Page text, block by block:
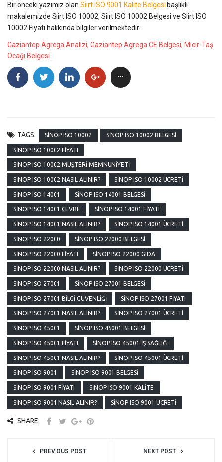
Bir önceki yazımız olan Siirt ISO 9001 Kalite Belgesi başlıklı
makalemizde Siirt ISO 10002, Siirt ISO 10002 Belgesi ve Siirt ISO
10002 Fiyatı hakkında bilgiler verilmektedir.
Gaziantep Agrega Analizi, Gaziantep Agrega CE Belgesi, Mıcır-Taş
Ocağı Belgesi
TAGS: SINOP ISO 10002 SINOP ISO 10002 BELGESI
SINOP ISO 10002 FIYATI
SINOP ISO 10002 MÜŞTERI MEMNUNIYETI
SINOP ISO 10002 NASIL ALINIR? SINOP ISO 10002 ÜCRETI
SINOP ISO 14001 SINOP ISO 14001 BELGESI
SINOP ISO 14001 ÇEVRE SINOP ISO 14001 FIYATI
SINOP ISO 14001 NASIL ALINIR? SINOP ISO 14001 ÜCRETI
SINOP ISO 22000 SINOP ISO 22000 BELGESI
SINOP ISO 22000 FIYATI SINOP ISO 22000 GIDA
SINOP ISO 22000 NASIL ALINIR? SINOP ISO 22000 ÜCRETI
SINOP ISO 27001 SINOP ISO 27001 BELGESI
SINOP ISO 27001 BILGI GÜVENLIĞI SINOP ISO 27001 FIYATI
SINOP ISO 27001 NASIL ALINIR? SINOP ISO 27001 ÜCRETI
SINOP ISO 45001 SINOP ISO 45001 BELGESI
SINOP ISO 45001 FIYATI SINOP ISO 45001 İŞ SAĞLIĞI
SINOP ISO 45001 NASIL ALINIR? SINOP ISO 45001 ÜCRETI
SINOP ISO 9001 SINOP ISO 9001 BELGESI
SINOP ISO 9001 FIYATI SINOP ISO 9001 KALITE
SINOP ISO 9001 NASIL ALINIR? SINOP ISO 9001 ÜCRETI
SHARE:
PREVIOUS POST NEXT POST